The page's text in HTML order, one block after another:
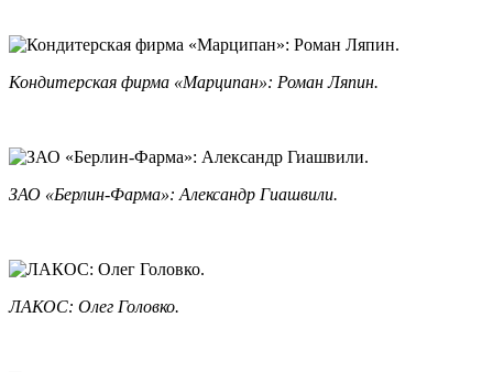
Кондитерская фирма «Марципан»: Роман Ляпин.
ЗАО «Берлин-Фарма»: Александр Гиашвили.
ЛАКОС: Олег Головко.